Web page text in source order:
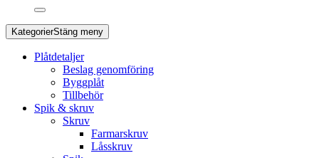
KategorierStäng meny
Plåtdetaljer
Beslag genomföring
Byggplåt
Tillbehör
Spik & skruv
Skruv
Farmarskruv
Låsskruv